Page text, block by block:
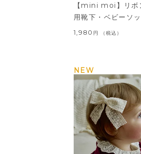
【mini moi】リボ
用靴下・ベビーソ
1,980 税込
NEW